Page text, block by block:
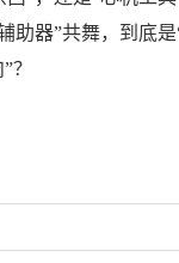
助器”共舞，到底
？